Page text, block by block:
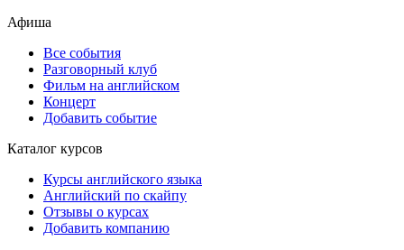
Афиша
Все события
Разговорный клуб
Фильм на английском
Концерт
Добавить событие
Каталог курсов
Курсы английского языка
Английский по скайпу
Отзывы о курсах
Добавить компанию